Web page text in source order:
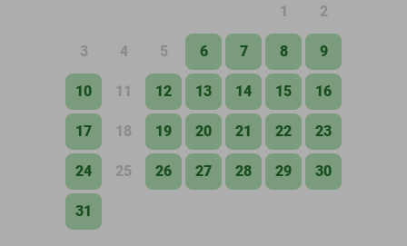
1 2
3 4 5 6 7 8 9
10 11 12 13 14 15 16
17 18 19 20 21 22 23
24 25 26 27 28 29 30
31